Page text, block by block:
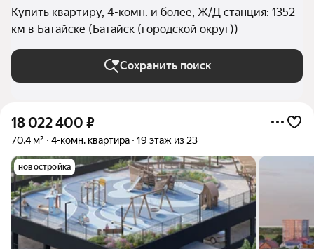
Купить квартиру, 4-комн. и более, Ж/Д станция: 1352
км в Батайске (Батайск (городской округ))
Сохранить поиск
18 022 400 ₽
70,4 м² 4-комн. квартира 19 этаж из 23
новостройка